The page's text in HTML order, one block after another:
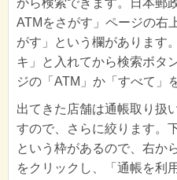
から検索できます。日本郵
ATMをさがす」ページの右
がす」という欄があります
キ」と入れてから検索ボタ
ジの「ATM」か「すべて」
出てきた店舗は通帳取り扱
すので、さらに絞ります。
という枠があるので、右か
をクリックし、「通帳を利